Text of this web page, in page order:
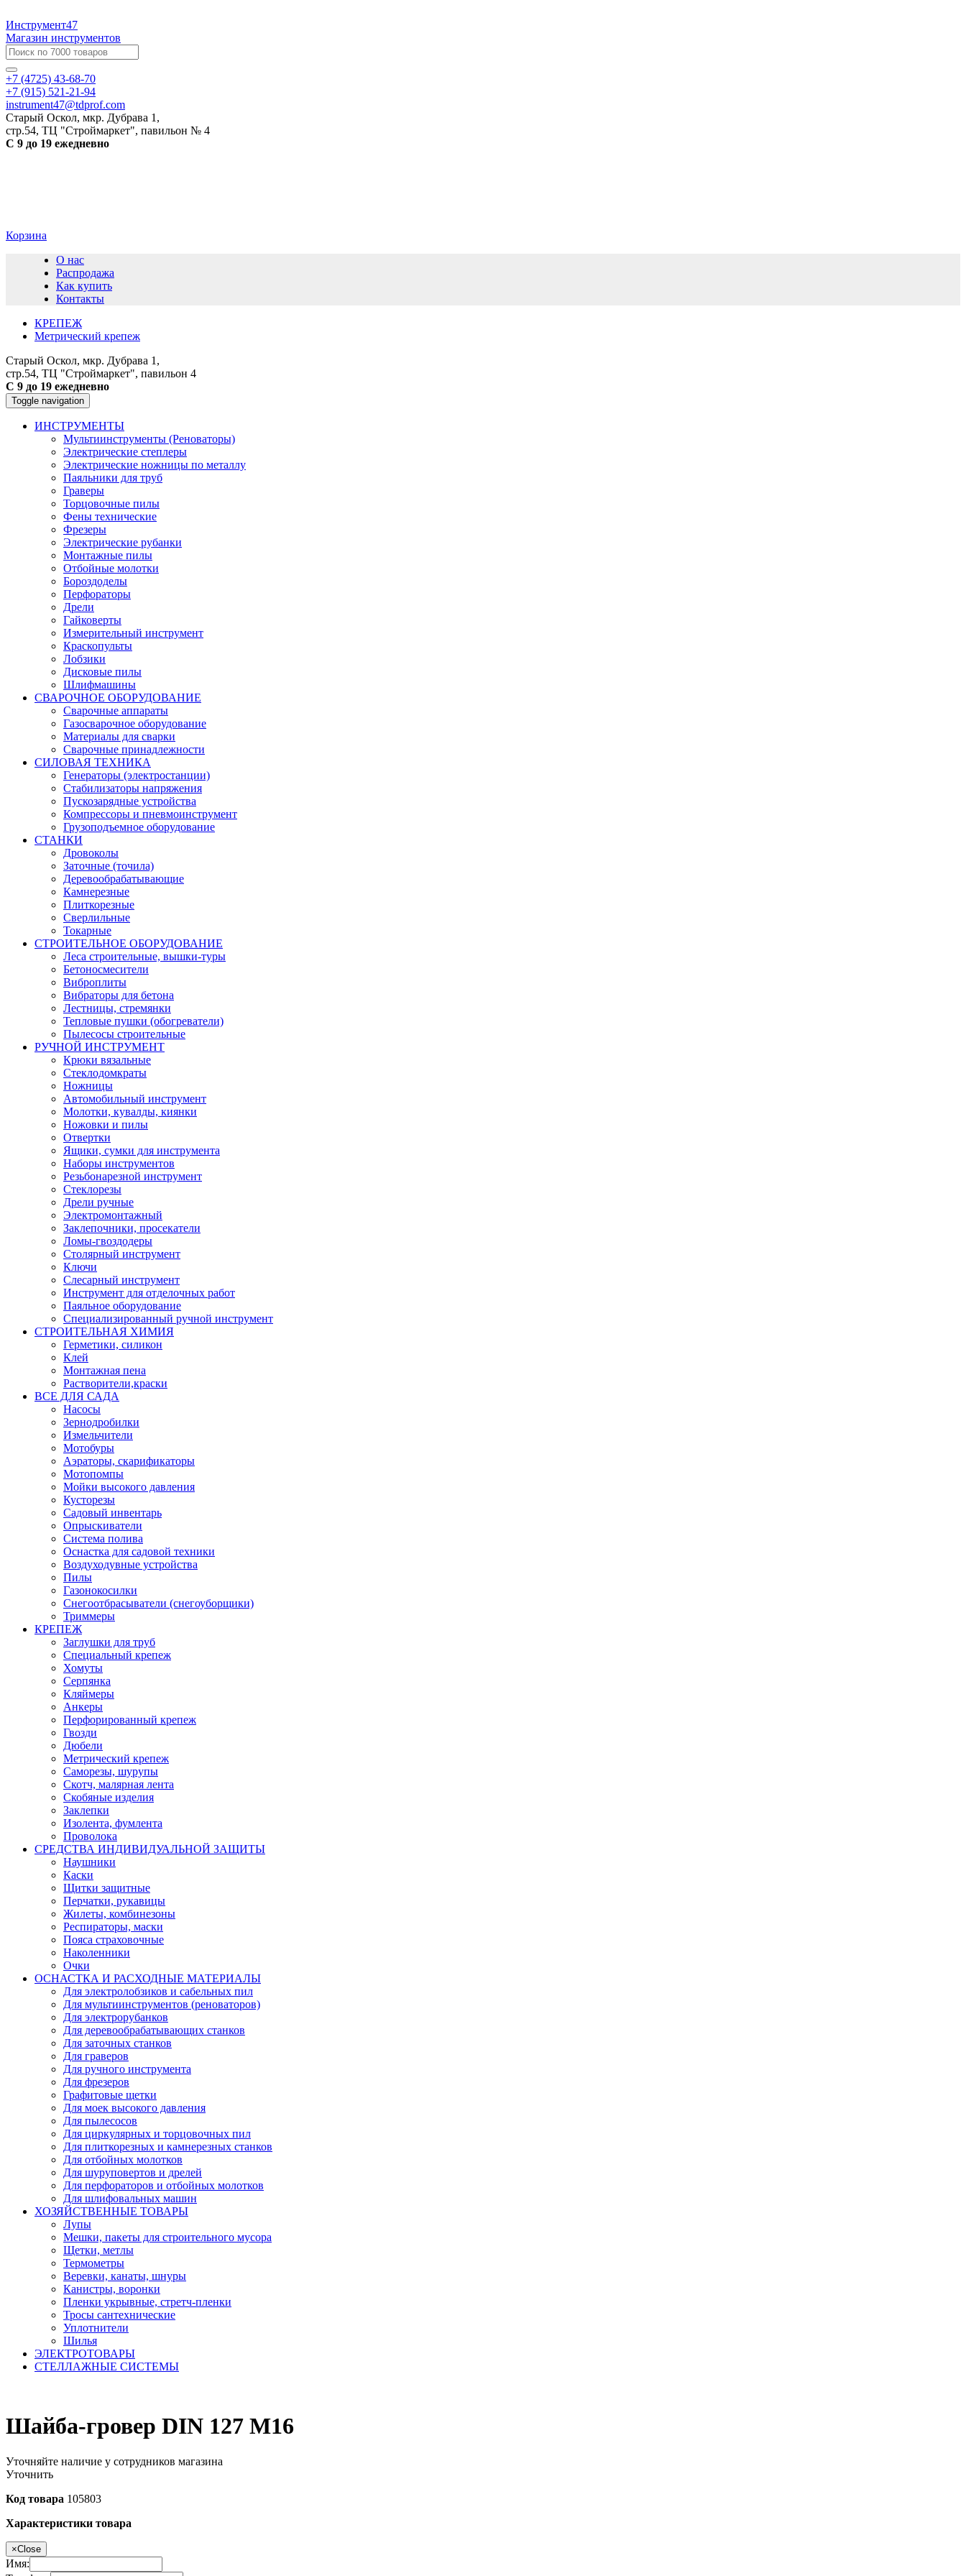
Инструмент47
Магазин инструментов
+7 (4725) 43-68-70
+7 (915) 521-21-94
instrument47@tdprof.com
Старый Оскол, мкр. Дубрава 1,
стр.54, ТЦ "Строймаркет", павильон № 4
С 9 до 19 ежедневно
Корзина
О нас
Распродажа
Как купить
Контакты
КРЕПЕЖ
Метрический крепеж
Старый Оскол, мкр. Дубрава 1,
стр.54, ТЦ "Строймаркет", павильон 4
С 9 до 19 ежедневно
Toggle navigation
ИНСТРУМЕНТЫ
Мультиинструменты (Реноваторы)
Электрические степлеры
Электрические ножницы по металлу
Паяльники для труб
Граверы
Торцовочные пилы
Фены технические
Фрезеры
Электрические рубанки
Монтажные пилы
Отбойные молотки
Бороздоделы
Перфораторы
Дрели
Гайковерты
Измерительный инструмент
Краскопульты
Лобзики
Дисковые пилы
Шлифмашины
СВАРОЧНОЕ ОБОРУДОВАНИЕ
Сварочные аппараты
Газосварочное оборудование
Материалы для сварки
Сварочные принадлежности
СИЛОВАЯ ТЕХНИКА
Генераторы (электростанции)
Стабилизаторы напряжения
Пускозарядные устройства
Компрессоры и пневмоинструмент
Грузоподъемное оборудование
СТАНКИ
Дровоколы
Заточные (точила)
Деревообрабатывающие
Камнерезные
Плиткорезные
Сверлильные
Токарные
СТРОИТЕЛЬНОЕ ОБОРУДОВАНИЕ
Леса строительные, вышки-туры
Бетоносмесители
Виброплиты
Вибраторы для бетона
Лестницы, стремянки
Тепловые пушки (обогреватели)
Пылесосы строительные
РУЧНОЙ ИНСТРУМЕНТ
Крюки вязальные
Стеклодомкраты
Ножницы
Автомобильный инструмент
Молотки, кувалды, киянки
Ножовки и пилы
Отвертки
Ящики, сумки для инструмента
Наборы инструментов
Резьбонарезной инструмент
Стеклорезы
Дрели ручные
Электромонтажный
Заклепочники, просекатели
Ломы-гвоздодеры
Столярный инструмент
Ключи
Слесарный инструмент
Инструмент для отделочных работ
Паяльное оборудование
Специализированный ручной инструмент
СТРОИТЕЛЬНАЯ ХИМИЯ
Герметики, силикон
Клей
Монтажная пена
Растворители,краски
ВСЕ ДЛЯ САДА
Насосы
Зернодробилки
Измельчители
Мотобуры
Аэраторы, скарификаторы
Мотопомпы
Мойки высокого давления
Кусторезы
Садовый инвентарь
Опрыскиватели
Система полива
Оснастка для садовой техники
Воздуходувные устройства
Пилы
Газонокосилки
Снегоотбрасыватели (снегоуборщики)
Триммеры
КРЕПЕЖ
Заглушки для труб
Специальный крепеж
Хомуты
Серпянка
Кляймеры
Анкеры
Перфорированный крепеж
Гвозди
Дюбели
Метрический крепеж
Саморезы, шурупы
Скотч, малярная лента
Скобяные изделия
Заклепки
Изолента, фумлента
Проволока
СРЕДСТВА ИНДИВИДУАЛЬНОЙ ЗАЩИТЫ
Наушники
Каски
Щитки защитные
Перчатки, рукавицы
Жилеты, комбинезоны
Респираторы, маски
Пояса страховочные
Наколенники
Очки
ОСНАСТКА И РАСХОДНЫЕ МАТЕРИАЛЫ
Для электролобзиков и сабельных пил
Для мультиинструментов (реноваторов)
Для электрорубанков
Для деревообрабатывающих станков
Для заточных станков
Для граверов
Для ручного инструмента
Для фрезеров
Графитовые щетки
Для моек высокого давления
Для пылесосов
Для циркулярных и торцовочных пил
Для плиткорезных и камнерезных станков
Для отбойных молотков
Для шуруповертов и дрелей
Для перфораторов и отбойных молотков
Для шлифовальных машин
ХОЗЯЙСТВЕННЫЕ ТОВАРЫ
Лупы
Мешки, пакеты для строительного мусора
Щетки, метлы
Термометры
Веревки, канаты, шнуры
Канистры, воронки
Пленки укрывные, стретч-пленки
Тросы сантехнические
Уплотнители
Шилья
ЭЛЕКТРОТОВАРЫ
СТЕЛЛАЖНЫЕ СИСТЕМЫ
Шайба-гровер DIN 127 М16
Уточняйте наличие у сотрудников магазина
Уточнить
Код товара 105803
Характеристики товара
×Close
Имя: